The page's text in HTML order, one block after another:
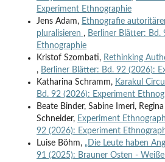
Experiment Ethnographie
Jens Adam, Ethnografie
pluralisieren , Berliner Blätter: Bd.
Ethnographie
Kristof Szombati, Rethinking
, Berliner Blätter: Bd. 92 (2026):
Katharina Schramm, Karakul
Bd. 92 (2026): Experiment
Beate Binder, Sabine Imeri,
Schneider, Experiment
92 (2026): Experiment
Luise Böhm, „Die Leute haben
91 (2025): Brauner Osten -